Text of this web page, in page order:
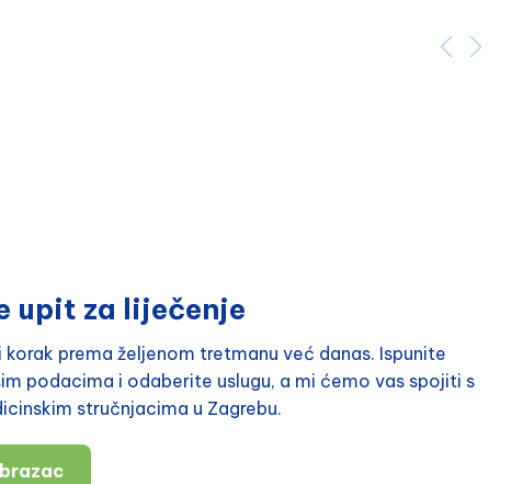
upit za liječenje
korak prema željenom tretmanu već danas. Ispunite
podacima i odaberite uslugu, a mi ćemo vas spojiti s
stručnjacima u Zagrebu.